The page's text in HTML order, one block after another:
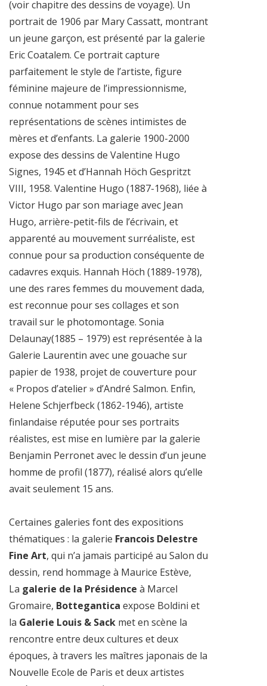
(voir chapitre des dessins de voyage). Un
portrait de 1906 par Mary Cassatt, montrant
un jeune garçon, est présenté par la galerie
Eric Coatalem. Ce portrait capture
parfaitement le style de l’artiste, figure
féminine majeure de l’impressionnisme,
connue notamment pour ses
représentations de scènes intimistes de
mères et d’enfants. La galerie 1900-2000
expose des dessins de Valentine Hugo
Signes, 1945 et d’Hannah Höch Gespritzt
VIII, 1958. Valentine Hugo (1887-1968), liée à
Victor Hugo par son mariage avec Jean
Hugo, arrière-petit-fils de l’écrivain, et
apparenté au mouvement surréaliste, est
connue pour sa production conséquente de
cadavres exquis. Hannah Höch (1889-1978),
une des rares femmes du mouvement dada,
est reconnue pour ses collages et son
travail sur le photomontage. Sonia
Delaunay(1885 – 1979) est représentée à la
Galerie Laurentin avec une gouache sur
papier de 1938, projet de couverture pour
« Propos d’atelier » d’André Salmon. Enfin,
Helene Schjerfbeck (1862-1946), artiste
finlandaise réputée pour ses portraits
réalistes, est mise en lumière par la galerie
Benjamin Perronet avec le dessin d’un jeune
homme de profil (1877), réalisé alors qu’elle
avait seulement 15 ans.
Certaines galeries font des expositions
thématiques : la galerie Francois Delestre
Fine Art, qui n’a jamais participé au Salon du
dessin, rend hommage à Maurice Estève,
La galerie de la Présidence à Marcel
Gromaire, Bottegantica expose Boldini et
la Galerie Louis & Sack met en scène la
rencontre entre deux cultures et deux
époques, à travers les maîtres japonais de la
Nouvelle Ecole de Paris et deux artistes